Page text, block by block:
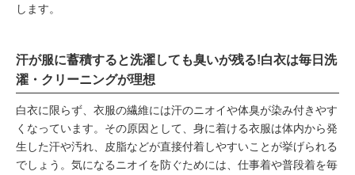
します。
汗が服に蓄積すると洗濯しても臭いが残る!白衣は毎日洗
濯・クリーニングが理想
白衣に限らず、衣服の繊維には汗のニオイや体臭が染み付きやす
くなっています。その原因として、身に着ける衣服は体内から発
生した汗や汚れ、皮脂などが直接付着しやすいことが挙げられる
でしょう。気になるニオイを防ぐためには、仕事着や普段着を毎